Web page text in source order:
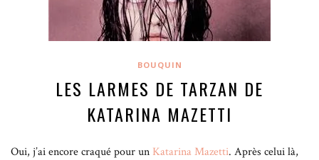
BOUQUIN
LES LARMES DE TARZAN DE
KATARINA MAZETTI
Oui, j’ai encore craqué pour un Katarina Mazetti. Après celui là,